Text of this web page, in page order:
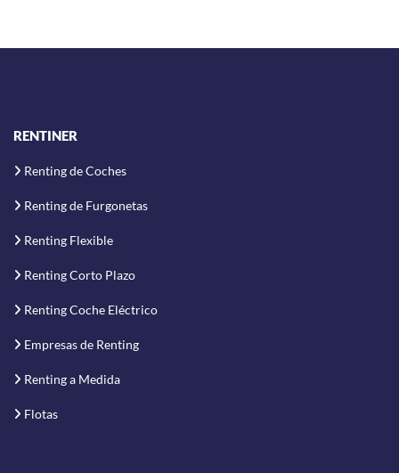
RENTINER
Renting de Coches
Renting de Furgonetas
Renting Flexible
Renting Corto Plazo
Renting Coche Eléctrico
Empresas de Renting
Renting a Medida
Flotas